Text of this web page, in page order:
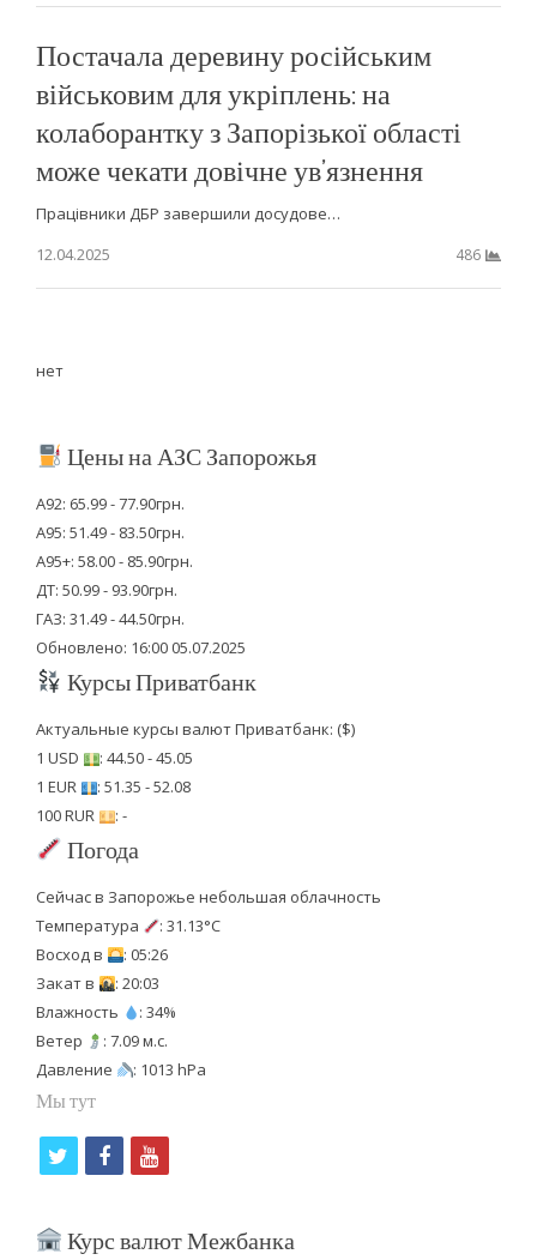
Постачала деревину російським
військовим для укріплень: на
колаборантку з Запорізької області
може чекати довічне ув’язнення
Працівники ДБР завершили досудове…
12.04.2025
486
нет
Цены на АЗС Запорожья
А92: 65.99 - 77.90грн.
А95: 51.49 - 83.50грн.
А95+: 58.00 - 85.90грн.
ДТ: 50.99 - 93.90грн.
ГАЗ: 31.49 - 44.50грн.
Обновлено: 16:00 05.07.2025
Курсы Приватбанк
Актуальные курсы валют Приватбанк: ($)
1 USD
: 44.50 - 45.05
1 EUR
: 51.35 - 52.08
100 RUR
: -
Погода
Сейчас в Запорожье небольшая облачность
Температура
: 31.13°C
Восход в
: 05:26
Закат в
: 20:03
Влажность
: 34%
Ветер
: 7.09 м.с.
Давление
: 1013 hPa
Мы тут
i
f
c
y
u
Курс валют Межбанка